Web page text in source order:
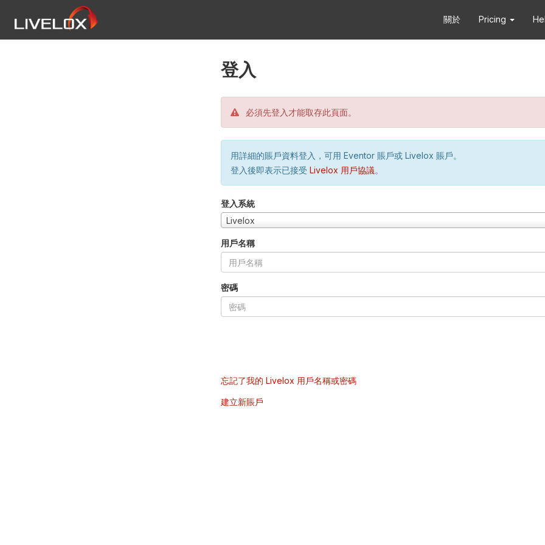
關於 Pricing
登入
必須先登入才能取存此頁面。
用詳細的賬戶資料登入，可用 Eventor 賬戶或 Livelox 賬戶。
登入後即表示已接受 Livelox 用戶協議。
登入系統
Livelox
用戶名稱
密碼
忘記了我的 Livelox 用戶名稱或密碼
建立新賬戶